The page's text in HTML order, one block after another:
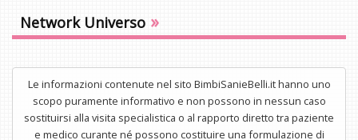
Network Universo »
Le informazioni contenute nel sito BimbiSanieBelli.it hanno uno
scopo puramente informativo e non possono in nessun caso
sostituirsi alla visita specialistica o al rapporto diretto tra paziente
e medico curante né possono costituire una formulazione di